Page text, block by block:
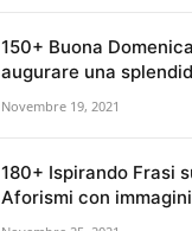
150+ Buona
augurare una
Novembre 19, 2021
180+ Ispirando Frasi
Aforismi con immagini